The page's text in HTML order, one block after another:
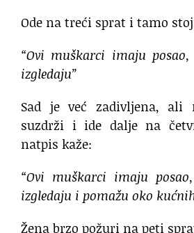
Ode na treći sprat i tamo
“Ovi muškarci imaju
izgledaju”
Sad je već zadivljena, ali
suzdrži i ide dalje na
natpis kaže:
“Ovi muškarci imaju
izgledaju i pomažu oko
Žena brzo požuri na peti